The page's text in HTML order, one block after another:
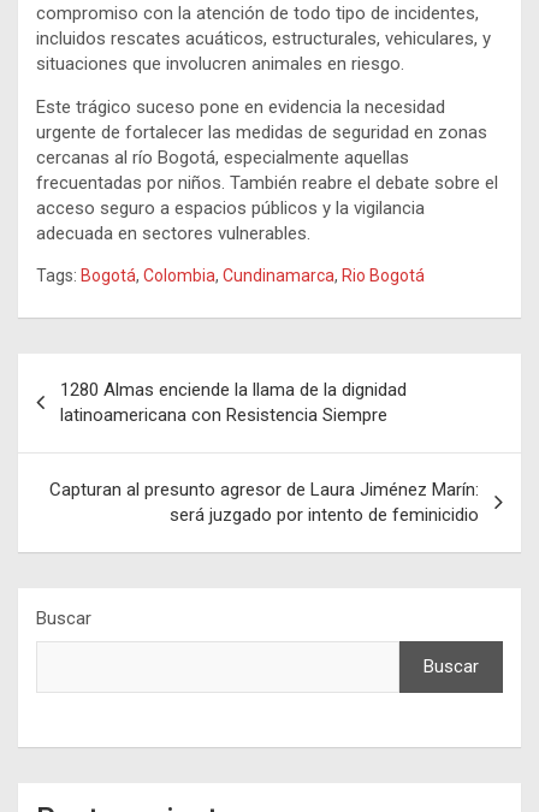
compromiso con la atención de todo tipo de incidentes,
incluidos rescates acuáticos, estructurales, vehiculares, y
situaciones que involucren animales en riesgo.
Este trágico suceso pone en evidencia la necesidad
urgente de fortalecer las medidas de seguridad en zonas
cercanas al río Bogotá, especialmente aquellas
frecuentadas por niños. También reabre el debate sobre el
acceso seguro a espacios públicos y la vigilancia
adecuada en sectores vulnerables.
Tags: Bogotá, Colombia, Cundinamarca, Rio Bogotá
de
entradas
1280 Almas enciende la llama de la dignidad
latinoamericana con Resistencia Siempre
Capturan al presunto agresor de Laura Jiménez Marín:
será juzgado por intento de feminicidio
Buscar
Buscar